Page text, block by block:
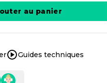
au panier
Guides techniques